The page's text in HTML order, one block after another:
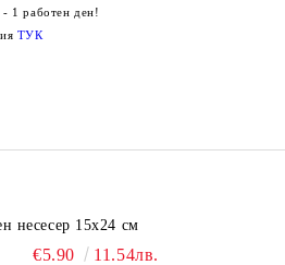
- 1 работен ден!
ТУК
несесер 15х24 см
€5.90 11.54лв.